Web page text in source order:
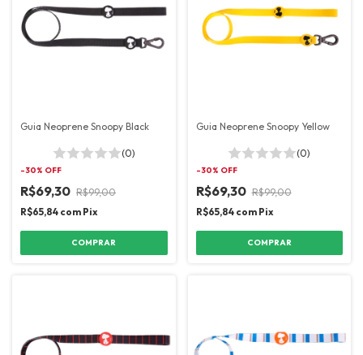
Guia Neoprene Snoopy Black
(0)
-30% OFF
R$69,30 R$99,00
R$65,84 com Pix
COMPRAR
Guia Neoprene Snoopy Yellow
(0)
-30% OFF
R$69,30 R$99,00
R$65,84 com Pix
COMPRAR